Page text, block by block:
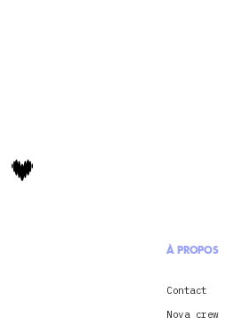
À PROPOS
Contact
Nova crew